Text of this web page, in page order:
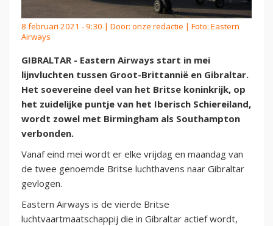
8 februari 2021 - 9:30 | Door: onze redactie | Foto: Eastern
Airways
GIBRALTAR - Eastern Airways start in mei
lijnvluchten tussen Groot-Brittannië en Gibraltar.
Het soevereine deel van het Britse koninkrijk, op
het zuidelijke puntje van het Iberisch Schiereiland,
wordt zowel met Birmingham als Southampton
verbonden.
Vanaf eind mei wordt er elke vrijdag en maandag van
de twee genoemde Britse luchthavens naar Gibraltar
gevlogen.
Eastern Airways is de vierde Britse
luchtvaartmaatschappij die in Gibraltar actief wordt,